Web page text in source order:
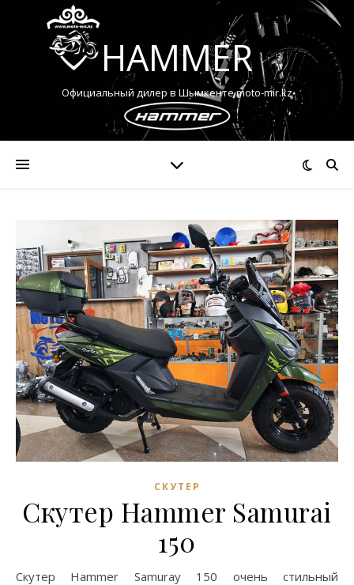
HAMMER
Официальный дилер в Шымкенте moto-mir.kz
СКУТЕР
Cкутер Hammer Samurai
150
Cкутер Hammer Samuray 150 очень стильный